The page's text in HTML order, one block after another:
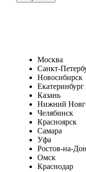
Москва
Санкт-
Новосибирск
Екатеринбург
Казань
Нижний
Челябинск
Красноярск
Самара
Уфа
Ростов-на-
Омск
Краснодар